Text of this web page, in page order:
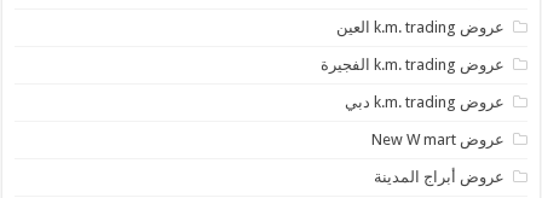
عروض k.m. trading العين
عروض k.m. trading الفجيرة
عروض k.m. trading دبي
عروض New W mart
عروض أبراج المدينة